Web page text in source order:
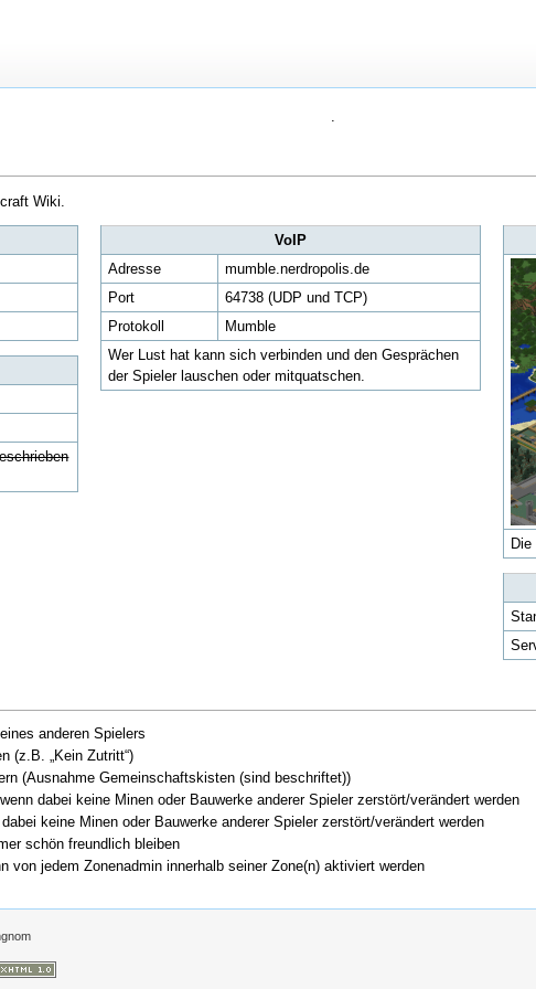
.
Wiki.
VoIP
Adresse
mumble.nerdropolis.de
Port
64738 (UDP und TCP)
Protokoll
Mumble
Wer Lust hat kann sich verbinden und den Gesprächen
der Spieler lauschen oder mitquatschen.
anderen Spielers
(z.B. „Kein Zutritt“)
(Ausnahme Gemeinschaftskisten (sind beschriftet))
dabei keine Minen oder Bauwerke anderer Spieler zerstört/verändert werden
keine Minen oder Bauwerke anderer Spieler zerstört/verändert werden
schön freundlich bleiben
von jedem Zonenadmin innerhalb seiner Zone(n) aktiviert werden